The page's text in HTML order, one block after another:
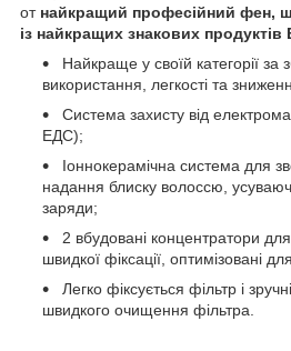
от найкращий професійний фен,
із найкращих знакових продуктів
Найкраще у своїй категорії за
використання, легкості та
Система захисту від
ЕДС);
Іоннокерамічна система для
надання блиску волоссю,
заряди;
2 вбудовані концентратори
швидкої фіксації, оптимізовані
Легко фіксується фільтр і
швидкого очищення фільтра.